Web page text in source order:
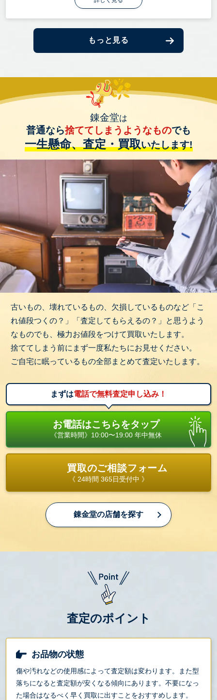
もっと見る
錬金堂は
普通なら捨ててしまうようなものでも
一生懸命、査定・買取いたします!
古いもの、壊れているもの、欠損しているものなど「こ
れ値段つくの？」「査定してもらえるの？」と思うよう
なものでも、極力お値段をつけて買取いたします。
捨ててしまう前にまず一度私たちにお見せください。
ご自宅に眠っているもの全部まとめて査定いたします。
まずは電話で無料査定申し込み！
お電話はこちらをタップ
《営業時間》10:00〜19:00 年中無休
買取のご相談フォーム
《 24時間 365日受付中 》
錬金堂の店舗を探す
査定のポイント
お品物の状態
傷や汚れなどの使用感によって査定額は変わります。また型
落ちになると査定額が安くなる傾向にあります。不要になっ
た場合はなるべく早く買取に出すことをおすすめします。